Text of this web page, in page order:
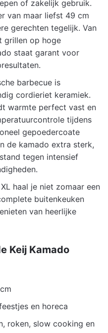
of zakelijk gebruik.
van maar liefst 49 cm
gerechten tegelijk. Van
grillen op hoge
staat garant voor
barbecue is
cordieriet keramiek.
warmte perfect vast en
tijdens
gepoedercoate
de kamado extra sterk,
tegen intensief
haal je niet zomaar een
buitenkeuken
van heerlijke
Keij Kamado
en horeca
roken, slow cooking en